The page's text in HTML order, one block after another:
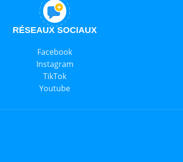
RÉSEAUX SOCIAUX
Facebook
Instagram
TikTok
Youtube